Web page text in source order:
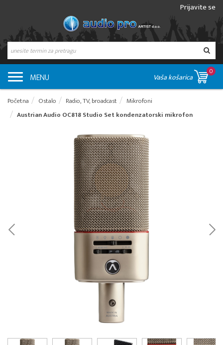
Prijavite se
MENU Vaša košarica
0
Početna Ostalo Radio, TV, broadcast
Mikrofoni
Austrian Audio OC818 Studio Set kondenzatorski mikrofon